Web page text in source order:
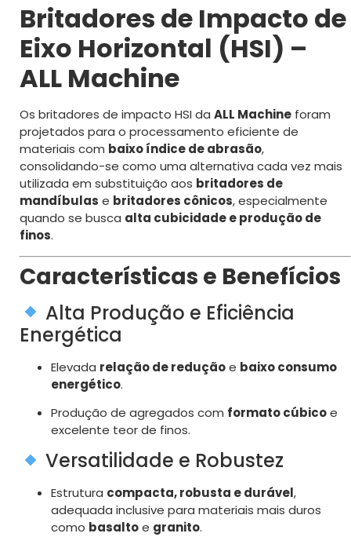
Britadores de Impacto de
Eixo Horizontal (HSI) –
ALL Machine
Os britadores de impacto HSI da ALL Machine foram
projetados para o processamento eficiente de
materiais com baixo índice de abrasão,
consolidando-se como uma alternativa cada vez mais
utilizada em substituição aos britadores de
mandíbulas e britadores cônicos, especialmente
quando se busca alta cubicidade e produção de
finos.
Características e Benefícios
Alta Produção e Eficiência
Energética
Elevada relação de reduçãoe baixo consumo
energético.
Produção de agregados com formato cúbicoe
excelente teor de finos.
Versatilidade e Robustez
Estrutura compacta, robusta e durável,
adequada inclusive para materiais mais duros
como basaltoe granito.